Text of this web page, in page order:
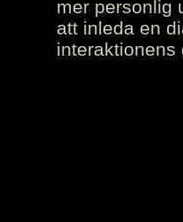
mer personlig
att inleda en
interaktionens